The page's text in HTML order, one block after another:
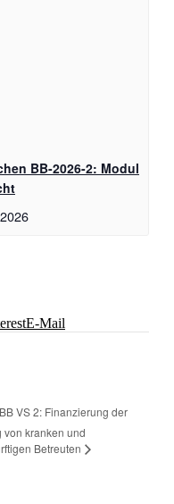
BB-2026-2: Modul
E-Mail
VS 2: Finanzierung der
von kranken und
Betreuten